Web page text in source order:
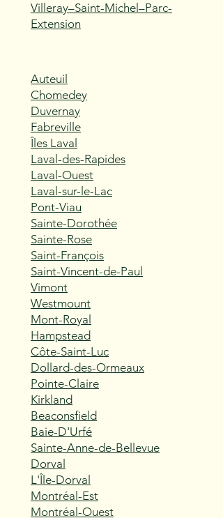
Villeray–Saint-Michel–Parc-
Extension
Auteuil
Chomedey
Duvernay
Fabreville
Îles Laval
Laval-des-Rapides
Laval-Ouest
Laval-sur-le-Lac
Pont-Viau
Sainte-Dorothée
Sainte-Rose
Saint-François
Saint-Vincent-de-Paul
Vimont
Westmount
Mont-Royal
Hampstead
Côte-Saint-Luc
Dollard-des-Ormeaux
Pointe-Claire
Kirkland
Beaconsfield
Baie-D'Urfé
Sainte-Anne-de-Bellevue
Dorval
L'Île-Dorval
Montréal-Est
Montréal-Ouest